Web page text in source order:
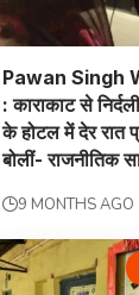
Pawan Singh
: काराकाट से
के होटल में देर रात
बोलीं- राजनीतिक
9 MONTHS AGO